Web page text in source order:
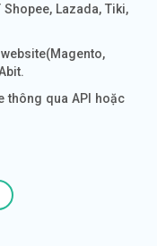
Lazada, Tiki,
thông qua API hoặc